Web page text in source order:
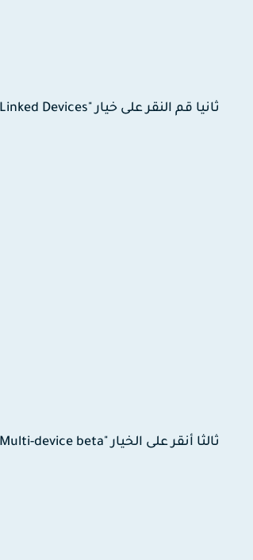
ثانيا قم النقر على خيار "Linked Devices" للوصول إلى ميزة كما هو موضح في الصورة أسفله.
ثالثا أنقر على الخيار "Multi-device beta" كما تلاحظ في الصورة أسفله الميزة لازالت Beta اي تجريبية.